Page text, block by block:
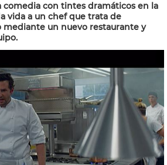
comedia con tintes dramáticos en la
vida a un chef que trata de
mediante un nuevo restaurante y